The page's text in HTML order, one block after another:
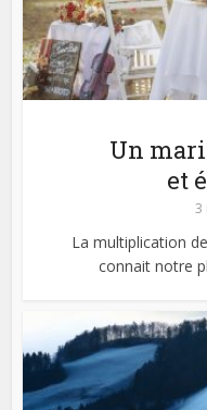
Un
et
3
La multiplication
connait notre